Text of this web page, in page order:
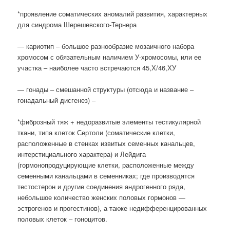
*проявление соматических аномалий развития, характерных
для синдрома Шерешевского-Тернера
— кариотип – большое разнообразие мозаичного набора
хромосом с обязательным наличием У-хромосомы, или ее
участка – наиболее часто встречаются 45,Х/46,ХУ
— гонады – смешанной структуры (отсюда и название –
гонадальный дисгенез) –
*фиброзный тяж + недоразвитые элементы тестикулярной
ткани, типа клеток Сертоли (соматические клетки,
расположенные в стенках извитых семенных канальцев,
интерстициального характера) и Лейдига
(гормонопродуцирующие клетки, расположенные между
семенными канальцами в семенниках; где производятся
тестостерон и другие соединения андрогенного ряда,
небольшое количество женских половых гормонов —
эстрогенов и прогестинов), а также недифференцированных
половых клеток – гоноцитов.